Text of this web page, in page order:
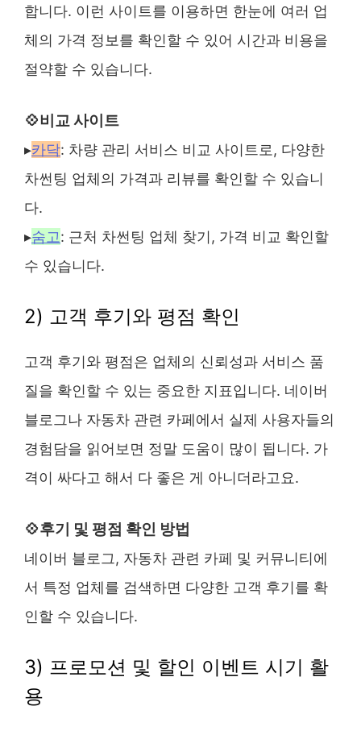
합니다. 이런 사이트를 이용하면 한눈에 여러 업
체의 가격 정보를 확인할 수 있어 시간과 비용을
절약할 수 있습니다.
💠비교 사이트
▸카닥: 차량 관리 서비스 비교 사이트로, 다양한
차썬팅 업체의 가격과 리뷰를 확인할 수 있습니
다.
▸숨고: 근처 차썬팅 업체 찾기, 가격 비교 확인할
수 있습니다.
2) 고객 후기와 평점 확인
고객 후기와 평점은 업체의 신뢰성과 서비스 품
질을 확인할 수 있는 중요한 지표입니다. 네이버
블로그나 자동차 관련 카페에서 실제 사용자들의
경험담을 읽어보면 정말 도움이 많이 됩니다. 가
격이 싸다고 해서 다 좋은 게 아니더라고요.
💠후기 및 평점 확인 방법
네이버 블로그, 자동차 관련 카페 및 커뮤니티에
서 특정 업체를 검색하면 다양한 고객 후기를 확
인할 수 있습니다.
3) 프로모션 및 할인 이벤트 시기 활
용